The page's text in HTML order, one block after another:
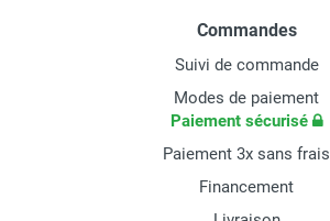
Commandes
Suivi de commande
Modes de paiement
Paiement sécurisé
Paiement 3x sans frais
Financement